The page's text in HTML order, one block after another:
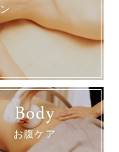
Body
お腹ケア